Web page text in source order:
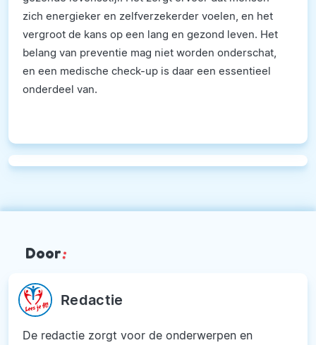
zich energieker en zelfverzekerder voelen, en het
vergroot de kans op een lang en gezond leven. Het
belang van preventie mag niet worden onderschat,
en een medische check-up is daar een essentieel
onderdeel van.
Door:
Redactie
De redactie zorgt voor de onderwerpen en